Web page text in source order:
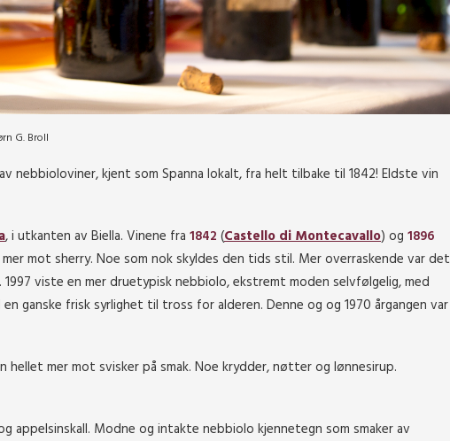
G. Broll
nebbioloviner, kjent som Spanna lokalt, fra helt tilbake til 1842! Eldste vin
, i utkanten av Biella. Vinene fra 1842 (Castello di Montecavallo) og 1896
mot sherry. Noe som nok skyldes den tids stil. Mer overraskende var det
1997 viste en mer druetypisk nebbiolo, ekstremt moden selvfølgelig, med
ganske frisk syrlighet til tross for alderen. Denne og og 1970 årgangen var
mer mot svisker på smak. Noe krydder, nøtter og lønnesirup.
Modne og intakte nebbiolo kjennetegn som smaker av